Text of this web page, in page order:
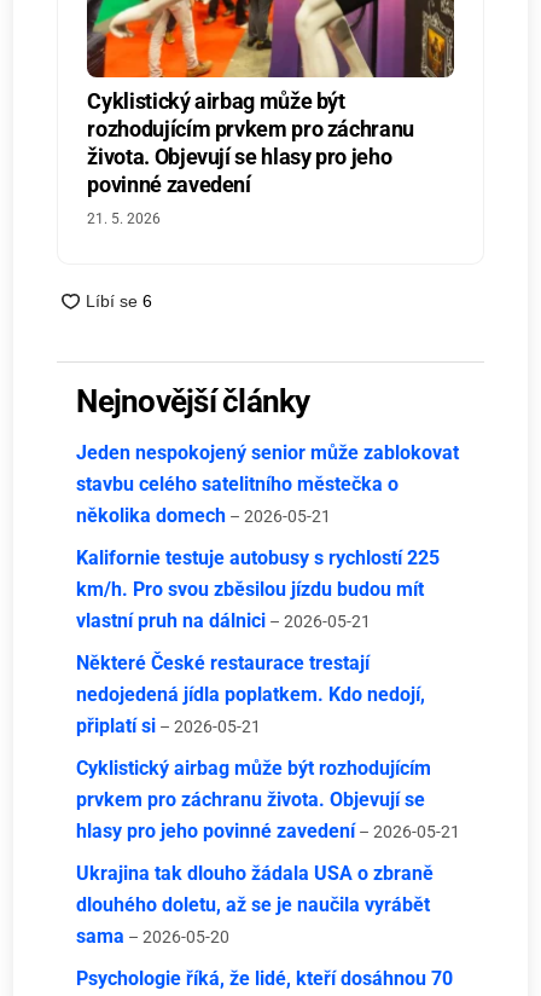
Cyklistický airbag může být
rozhodujícím prvkem pro záchranu
života. Objevují se hlasy pro jeho
povinné zavedení
21. 5. 2026
Nejnovější články
Jeden nespokojený senior může zablokovat
stavbu celého satelitního městečka o
několika domech – 2026-05-21
Kalifornie testuje autobusy s rychlostí 225
km/h. Pro svou zběsilou jízdu budou mít
vlastní pruh na dálnici – 2026-05-21
Některé České restaurace trestají
nedojedená jídla poplatkem. Kdo nedojí,
připlatí si – 2026-05-21
Cyklistický airbag může být rozhodujícím
prvkem pro záchranu života. Objevují se
hlasy pro jeho povinné zavedení – 2026-05-21
Ukrajina tak dlouho žádala USA o zbraně
dlouhého doletu, až se je naučila vyrábět
sama – 2026-05-20
Psychologie říká, že lidé, kteří dosáhnou 70